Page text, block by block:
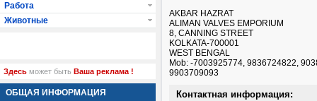
AKBAR HAZRAT
ALIMAN VALVES EMPORIUM
8, CANNING STREET
KOLKATA-700001
WEST BENGAL
Mob: -7003925774, 9836724822,
9903709093
Контактная информация:
Работа
Животные
Здесь может быть Ваша реклама !
ОБЩАЯ ИНФОРМАЦИЯ